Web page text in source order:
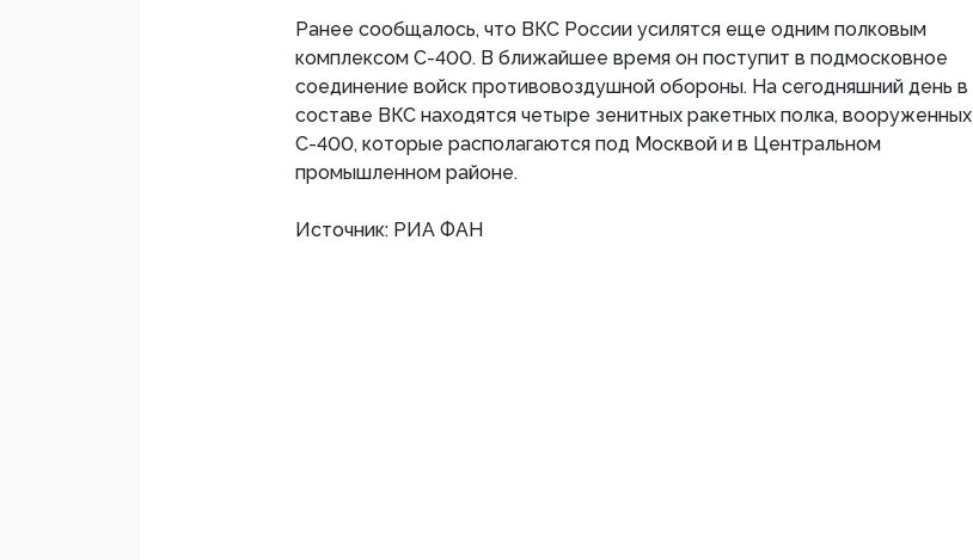
Ранее сообщалось, что ВКС России усилятся еще одним полковым
комплексом С-400. В ближайшее время он поступит в подмосковное
соединение войск противовоздушной обороны. На сегодняшний день в
составе ВКС находятся четыре зенитных ракетных полка, вооруженных
С-400, которые располагаются под Москвой и в Центральном
промышленном районе.
Источник: РИА ФАН